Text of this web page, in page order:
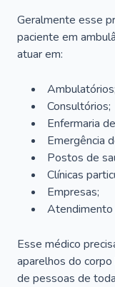
Geralmente esse
paciente em
atuar em:
Ambulatórios;
Consultórios;
Enfermaria
Emergência
Postos de
Clínicas
Empresas;
Atendimento
Esse médico
aparelhos do
de pessoas de